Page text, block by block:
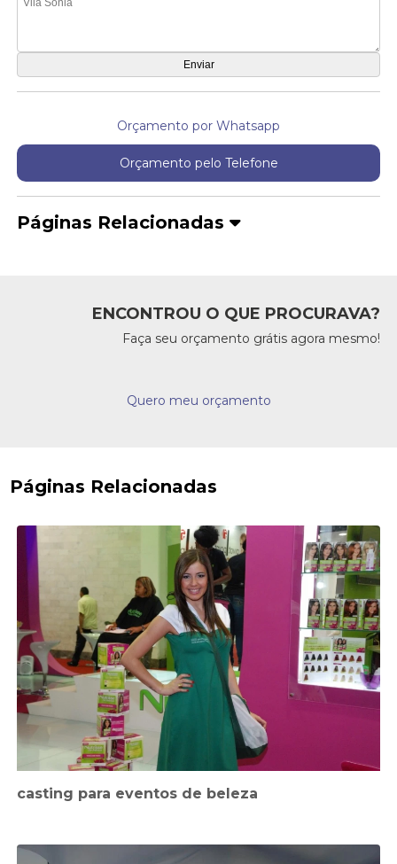
Orçamento por Whatsapp
Orçamento pelo Telefone
Páginas Relacionadas
ENCONTROU O QUE PROCURAVA?
Faça seu orçamento grátis agora mesmo!
Quero meu orçamento
Páginas Relacionadas
casting para eventos de beleza